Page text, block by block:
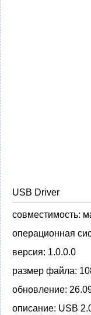
USB Driver
совместимость:
операционная
версия: 1.0.0.0
размер файла:
обновление:
описание: USB